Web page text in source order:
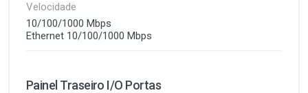
Velocidade
10/100/1000 Mbps
Ethernet 10/100/1000 Mbps
Painel Traseiro I/O Portas